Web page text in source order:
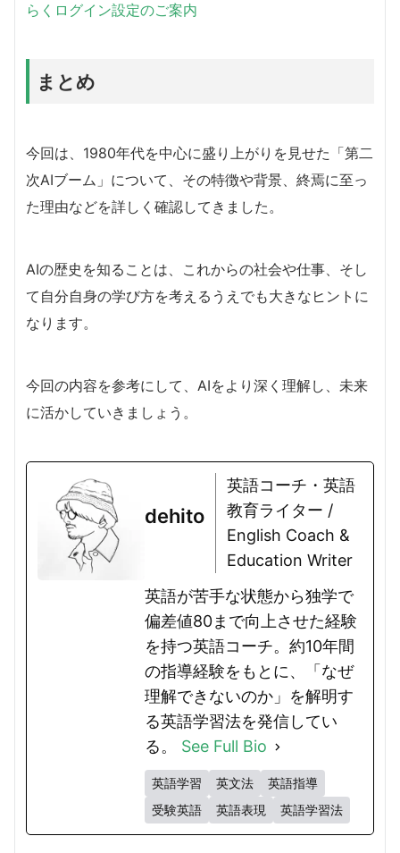
らくログイン設定のご案内
まとめ
今回は、1980年代を中心に盛り上がりを見せた「第二
次AIブーム」について、その特徴や背景、終焉に至っ
た理由などを詳しく確認してきました。
AIの歴史を知ることは、これからの社会や仕事、そし
て自分自身の学び方を考えるうえでも大きなヒントに
なります。
今回の内容を参考にして、AIをより深く理解し、未来
に活かしていきましょう。
dehito
英語コーチ・英語
教育ライター /
English Coach &
Education Writer
英語が苦手な状態から独学で
偏差値80まで向上させた経験
を持つ英語コーチ。約10年間
の指導経験をもとに、「なぜ
理解できないのか」を解明す
る英語学習法を発信してい
る。 See Full Bio
英語学習 英文法
英語指導
受験英語
英語表現 英語学習法